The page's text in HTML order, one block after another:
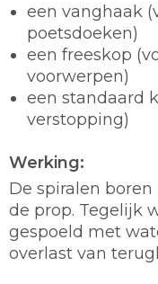
een vanghaak
poetsdoeken)
een freeskop
voorwerpen)
een standaard
verstopping)
Werking:
De spiralen
de prop. Tegelijk
gespoeld met
overlast van